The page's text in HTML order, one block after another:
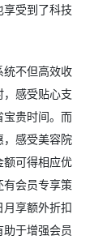
受到了科技
统不但高效收
感受贴心支
宝贵时间。而
，感受美容院
额可得相应优
有会员专享策
享额外折扣
于增强会员